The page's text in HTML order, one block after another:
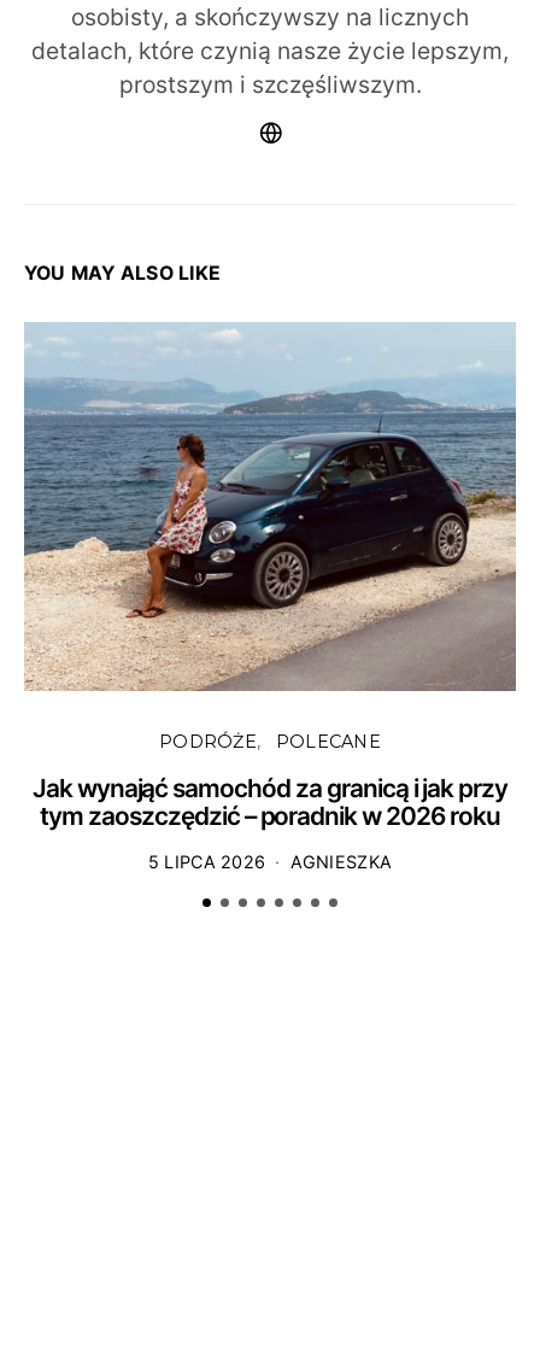
osobisty, a skończywszy na licznych
detalach, które czynią nasze życie lepszym,
prostszym i szczęśliwszym.
YOU MAY ALSO LIKE
PODRÓŻE POLECANE
Jak wynająć samochód za granicą i jak przy
tym zaoszczędzić – poradnik w 2026 roku
5 LIPCA 2026 AGNIESZKA